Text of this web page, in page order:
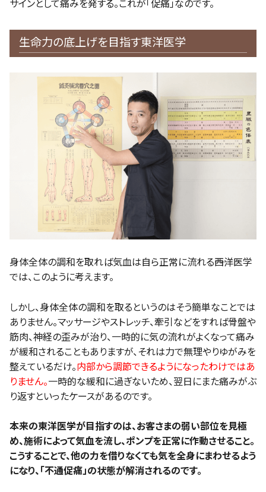
サインとして痛みを発する。これが「促痛」なのです。
生命力の底上げを目指す東洋医学
身体全体の調和を取れば気血は自ら正常に流れる――西洋医学
では、このように考えます。
しかし、身体全体の調和を取るというのはそう簡単なことでは
ありません。マッサージやストレッチ、牽引などをすれば骨盤や
筋肉、神経の歪みが治り、一時的に気の流れがよくなって痛み
が緩和されることもありますが、それは力で無理やりゆがみを
整えているだけ。内部から調節できるようになったわけではあ
りません。一時的な緩和に過ぎないため、翌日にまた痛みがぶ
り返すといったケースがあるのです。
本来の東洋医学が目指すのは、お客さまの弱い部位を見極
め、施術によって気血を流し、ポンプを正常に作動させること。
こうすることで、他の力を借りなくても気を全身にまわせるよう
になり、「不通促痛」の状態が解消されるのです。